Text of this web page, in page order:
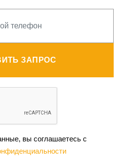
ЗАПРОС
вы соглашаетесь с